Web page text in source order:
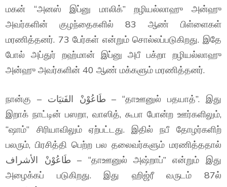
மகன் “அனஸ் இப்னு மாலிக்” றழியல்லாஹு அன்ஹு
அவர்களின் குழந்தைகளில் 83 ஆண் பிள்ளைகள்
மரணித்தனர். 73 பேர்கள் என்றும் சொல்லப்படுகிறது. இதே
போல் அப்துர் றஹ்மான் இப்னு அபீ பக்றா றழியல்லாஹு
அன்ஹு அவர்களின் 40 ஆண் மக்களும் மரணித்தனர்.
நான்கு – طَاعُوْنْ الفَتيَات – “தாஊனுல் பதயாத்”. இது
இறாக் நாட்டின் பஸறா, வாஸித், கூபா போன்ற ஊர்களிலும்,
“ஷாம்” சிரியாவிலும் ஏற்பட்டது. இதில் நபீ தோழர்களிற்
பலரும், பிரசித்தி பெற்ற பல தலைவர்களும் மரணித்ததால்
طَاعُوْنْ الأشراف – “தாஊனுல் அஷ்றாப்” என்றும் இது
அழைக்கப் படுகிறது. இது ஹிஜ்ரீ வருடம் 87ல்